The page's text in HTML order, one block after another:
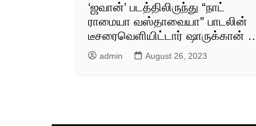
‘ஜவான்’ படத்திலிருந்து “நாட்
ராமையா வஸ்தாவையா” பாடலின்
டீசரைவெளியிட்டார் ஷாருக்கான்
admin August 26, 2023